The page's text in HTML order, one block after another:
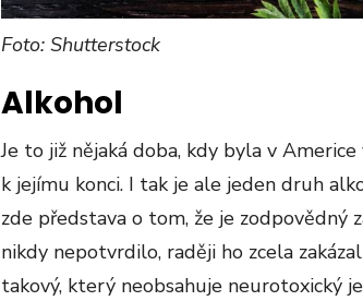
Foto: Shutterstock
Alkohol
Je to již nějaká doba, kdy byla v
k jejímu konci. I tak je ale jeden druh
zde představa o tom, že je zodpovědný
nikdy nepotvrdilo, raději ho zcela
takový, který neobsahuje neurotoxický